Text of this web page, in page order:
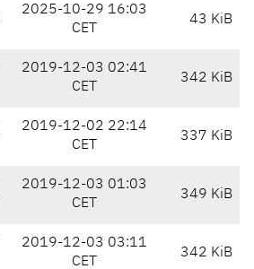
2025-10-29 16:03
CET
43 KiB
2019-12-03 02:41
CET
342 KiB
2019-12-02 22:14
CET
337 KiB
2019-12-03 01:03
CET
349 KiB
2019-12-03 03:11
CET
342 KiB